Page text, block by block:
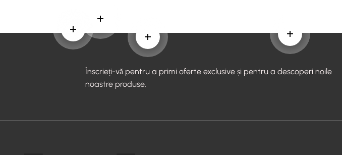
Aflați mai multe
Aflați mai multe
Aflați mai multe Aflați mai multe
Înscrieți-vă pentru a primi oferte exclusive și pentru a descoperi noile
noastre produse.